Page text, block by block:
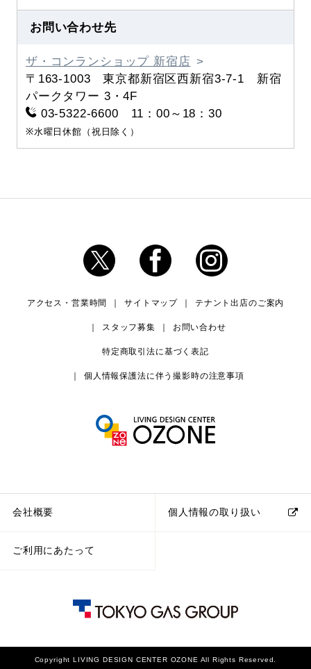
お問い合わせ先
ザ・コンランショップ 新宿店
〒163-1003 東京都新宿区西新宿3-7-1 新宿
パークタワー 3・4F
03-5322-6600 11：00～18：30
※水曜日休館（祝日除く）
アクセス・営業時間 サイトマップ テナント出店のご案内
スタッフ募集 お問い合わせ
特定商取引法に基づく表記
個人情報保護法に伴う撮影時の注意事項
会社概要 個人情報の取り扱い
ご利用にあたって
Copyright LIVING DESIGN CENTER OZONE All Rights Reserved.